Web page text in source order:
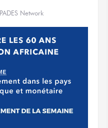
PADES Network